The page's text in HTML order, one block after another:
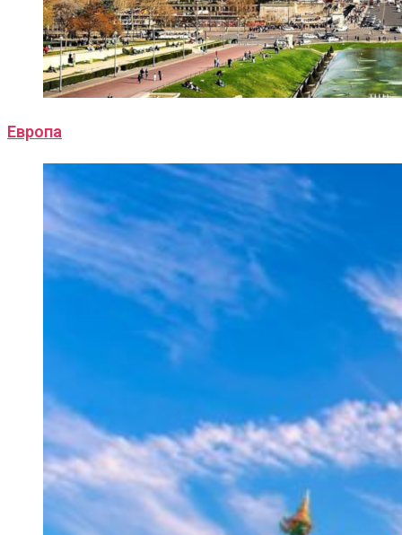
Европа